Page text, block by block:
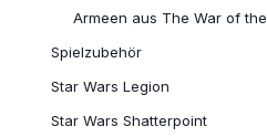
Armeen aus The War of
Spielzubehör
Star Wars Legion
Star Wars Shatterpoint